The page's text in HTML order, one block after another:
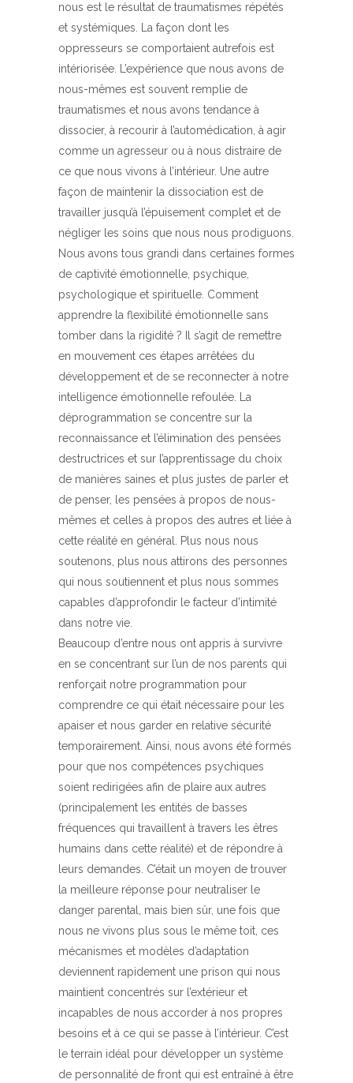
nous est le résultat de traumatismes répétés
et systémiques. La façon dont les
oppresseurs se comportaient autrefois est
intériorisée. L’expérience que nous avons de
nous-mêmes est souvent remplie de
traumatismes et nous avons tendance à
dissocier, à recourir à l’automédication, à agir
comme un agresseur ou à nous distraire de
ce que nous vivons à l’intérieur. Une autre
façon de maintenir la dissociation est de
travailler jusqu’à l’épuisement complet et de
négliger les soins que nous nous prodiguons.
Nous avons tous grandi dans certaines formes
de captivité émotionnelle, psychique,
psychologique et spirituelle. Comment
apprendre la flexibilité émotionnelle sans
tomber dans la rigidité ? Il s’agit de remettre
en mouvement ces étapes arrêtées du
développement et de se reconnecter à notre
intelligence émotionnelle refoulée. La
déprogrammation se concentre sur la
reconnaissance et l’élimination des pensées
destructrices et sur l’apprentissage du choix
de manières saines et plus justes de parler et
de penser, les pensées à propos de nous-
mêmes et celles à propos des autres et liée à
cette réalité en général. Plus nous nous
soutenons, plus nous attirons des personnes
qui nous soutiennent et plus nous sommes
capables d’approfondir le facteur d’intimité
dans notre vie.
Beaucoup d’entre nous ont appris à survivre
en se concentrant sur l’un de nos parents qui
renforçait notre programmation pour
comprendre ce qui était nécessaire pour les
apaiser et nous garder en relative sécurité
temporairement. Ainsi, nous avons été formés
pour que nos compétences psychiques
soient redirigées afin de plaire aux autres
(principalement les entités de basses
fréquences qui travaillent à travers les êtres
humains dans cette réalité) et de répondre à
leurs demandes. C’était un moyen de trouver
la meilleure réponse pour neutraliser le
danger parental, mais bien sûr, une fois que
nous ne vivons plus sous le même toit, ces
mécanismes et modèles d’adaptation
deviennent rapidement une prison qui nous
maintient concentrés sur l’extérieur et
incapables de nous accorder à nos propres
besoins et à ce qui se passe à l’intérieur. C’est
le terrain idéal pour développer un système
de personnalité de front qui est entraîné à être